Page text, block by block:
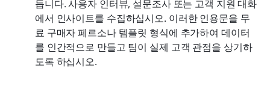
듭니다. 사용자 인터뷰, 설문조사 또는 고객 지원 대화
에서 인사이트를 수집하십시오. 이러한 인용문을 무
료 구매자 페르소나 템플릿 형식에 추가하여 데이터
를 인간적으로 만들고 팀이 실제 고객 관점을 상기하
도록 하십시오.